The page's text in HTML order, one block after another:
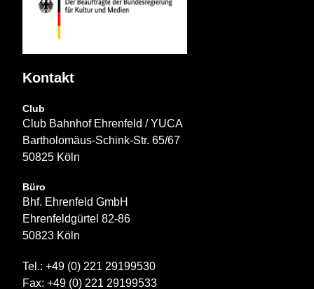
Kontakt
Club
Club Bahnhof Ehrenfeld / YUCA
Bartholomäus-Schink-Str. 65/67
50825 Köln
Büro
Bhf. Ehrenfeld GmbH
Ehrenfeldgürtel 82-86
50823 Köln
Tel.: +49 (0) 221 29199530
Fax: +49 (0) 221 29199533